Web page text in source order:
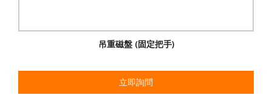
吊重磁盤 (固定把手)
立即詢問